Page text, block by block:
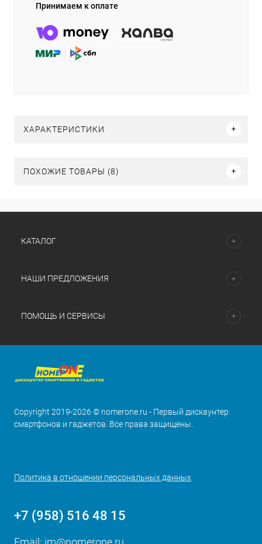
Принимаем к оплате
ХАРАКТЕРИСТИКИ
ПОХОЖИЕ ТОВАРЫ (8)
КАТАЛОГ
НАШИ ПРЕДЛОЖЕНИЯ
ПОМОЩЬ И СЕРВИСЫ
Copyright 2019-2026 © nomerone.ru - Первый дискаунтер
смартфонов и гаджетов. Все права защищены.
Политика в отношении персональных данных
+7 (958) 516 48 15